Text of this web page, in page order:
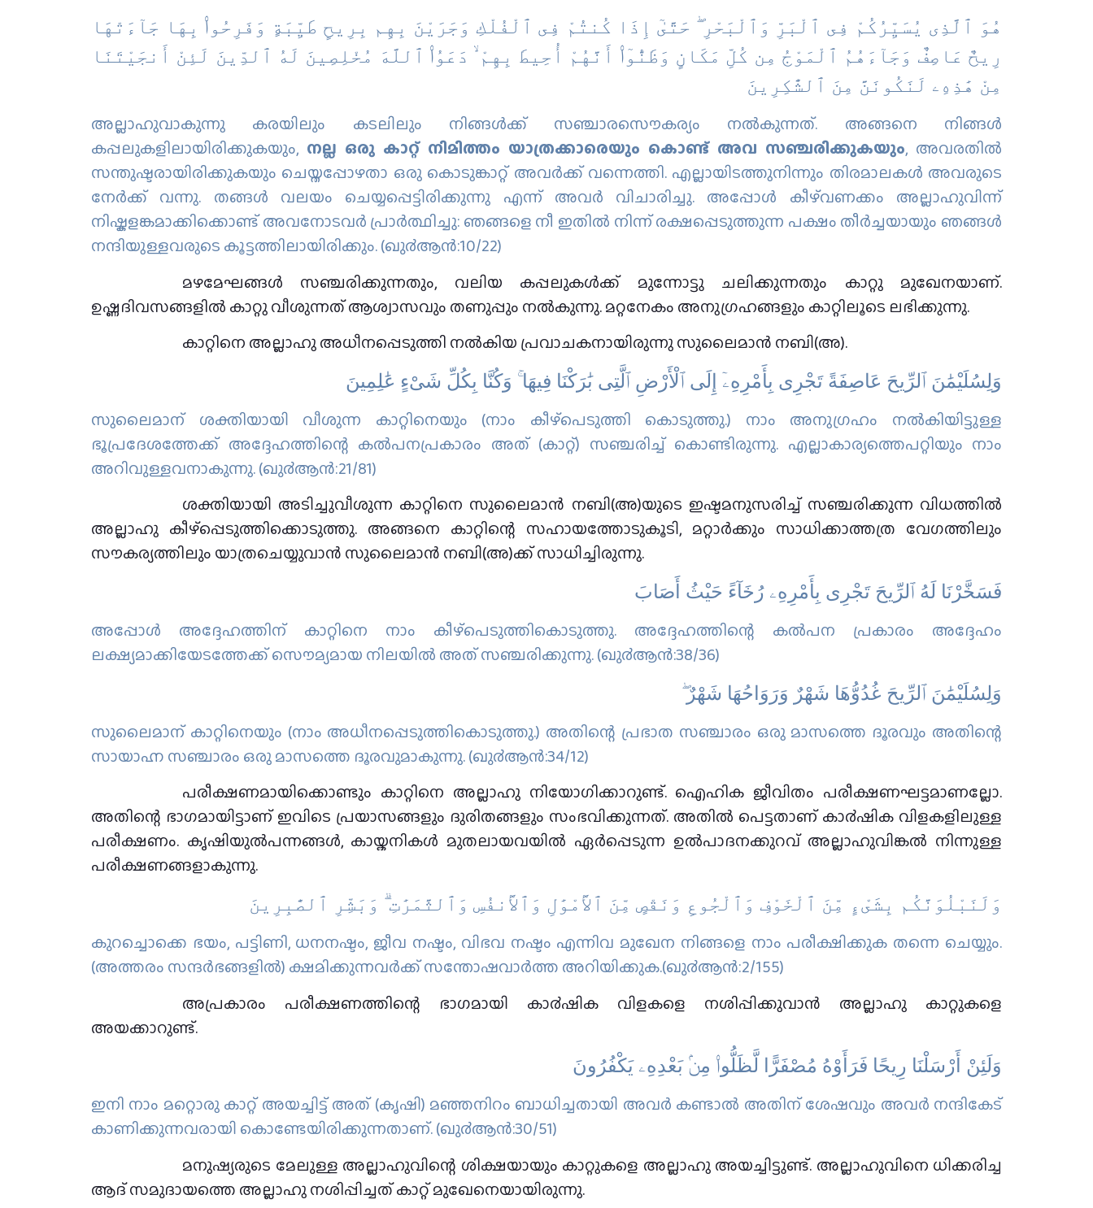
هُوَ ٱلَّذِى يُسَيِّرُكُمْ فِى ٱلْبَرِّ وَٱلْبَحْرِ ۖ حَتَّىٰٓ إِذَا كُنتُمْ فِى ٱلْفُلْكِ وَجَرَيْنَ بِهِم بِرِيحٍ طَيِّبَةٍ وَفَرِحُوا۟ بِهَا جَآءَتْهَا
رِيحٌ عَاصِفٌ وَجَآءَهُمُ ٱلْمَوْجُ مِن كُلِّ مَكَانٍ وَظَنُّوٓا۟ أَنَّهُمْ أُحِيطَ بِهِمْ ۙ دَعَوُا۟ ٱللَّهَ مُخْلِصِينَ لَهُ ٱلدِّينَ لَئِنْ أَنجَيْتَنَا
مِنْ هَٰذِهِۦ لَنَكُونَنَّ مِنَ ٱلشَّٰكِرِينَ
അല്ലാഹുവാകുന്നു കരയിലും കടലിലും നിങ്ങള്‍ക്ക് സഞ്ചാരസൌകര്യം നല്‍കുന്നത്‌. അങ്ങനെ നിങ്ങള്‍
കപ്പലുകളിലായിരിക്കുകയും, നല്ല ഒരു കാറ്റ് നിമിത്തം യാത്രക്കാരെയും കൊണ്ട് അവ സഞ്ചരിക്കുകയും, അവരതില്‍
സന്തുഷ്ടരായിരിക്കുകയും ചെയ്തപ്പോഴതാ ഒരു കൊടുങ്കാറ്റ് അവര്‍ക്ക് വന്നെത്തി. എല്ലായിടത്തുനിന്നും തിരമാലകള്‍ അവരുടെ
നേര്‍ക്ക് വന്നു. തങ്ങള്‍ വലയം ചെയ്യപ്പെട്ടിരിക്കുന്നു എന്ന് അവര്‍ വിചാരിച്ചു. അപ്പോള്‍ കീഴ്‌വണക്കം അല്ലാഹുവിന്ന്
നിഷ്കളങ്കമാക്കിക്കൊണ്ട് അവനോടവര്‍ പ്രാര്‍ത്ഥിച്ചു: ഞങ്ങളെ നീ ഇതില്‍ നിന്ന് രക്ഷപ്പെടുത്തുന്ന പക്ഷം തീര്‍ച്ചയായും ഞങ്ങള്‍
നന്ദിയുള്ളവരുടെ കൂട്ടത്തിലായിരിക്കും. (ഖു൪ആന്‍:10/22)
മഴമേഘങ്ങൾ സഞ്ചരിക്കുന്നതും, വലിയ കപ്പലുകൾക്ക് മുന്നോട്ടു ചലിക്കുന്നതും കാറ്റു മുഖേനയാണ്.
ഉഷ്ണദിവസങ്ങളിൽ കാറ്റു വീശുന്നത് ആശ്വാസവും തണുപ്പും നൽകുന്നു. മറ്റനേകം അനുഗ്രഹങ്ങളും കാറ്റിലൂടെ ലഭിക്കുന്നു.
കാറ്റിനെ അല്ലാഹു അധീനപ്പെടുത്തി നല്‍കിയ പ്രവാചകനായിരുന്നു സുലൈമാന്‍ നബി(അ).
وَلِسُلَيْمَٰنَ ٱلرِّيحَ عَاصِفَةً تَجْرِى بِأَمْرِهِۦٓ إِلَى ٱلْأَرْضِ ٱلَّتِى بَٰرَكْنَا فِيهَا ۚ وَكُنَّا بِكُلِّ شَىْءٍ عَٰلِمِينَ
സുലൈമാന് ശക്തിയായി വീശുന്ന കാറ്റിനെയും (നാം കീഴ്പെടുത്തി കൊടുത്തു.) നാം അനുഗ്രഹം നല്‍കിയിട്ടുള്ള
ഭൂപ്രദേശത്തേക്ക് അദ്ദേഹത്തിന്റെ കല്‍പനപ്രകാരം അത് (കാറ്റ്‌) സഞ്ചരിച്ച് കൊണ്ടിരുന്നു. എല്ലാകാര്യത്തെപറ്റിയും നാം
അറിവുള്ളവനാകുന്നു. (ഖു൪ആന്‍:21/81)
ശക്തിയായി അടിച്ചുവീശുന്ന കാറ്റിനെ സുലൈമാന്‍ നബി(അ)യുടെ ഇഷ്ടമനുസരിച്ച് സഞ്ചരിക്കുന്ന വിധത്തില്‍
അല്ലാഹു കീഴ്പ്പെടുത്തിക്കൊടുത്തു. അങ്ങനെ കാറ്റിന്റെ സഹായത്തോടുകൂടി, മറ്റാര്‍ക്കും സാധിക്കാത്തത്ര വേഗത്തിലും
സൗകര്യത്തിലും യാത്രചെയ്യുവാന്‍ സുലൈമാന്‍ നബി(അ)ക്ക് സാധിച്ചിരുന്നു.
فَسَخَّرْنَا لَهُ ٱلرِّيحَ تَجْرِى بِأَمْرِهِۦ رُخَآءً حَيْثُ أَصَابَ
അപ്പോള്‍ അദ്ദേഹത്തിന് കാറ്റിനെ നാം കീഴ്പെടുത്തികൊടുത്തു. അദ്ദേഹത്തിന്റെ കല്‍പന പ്രകാരം അദ്ദേഹം
ലക്ഷ്യമാക്കിയേടത്തേക്ക് സൌമ്യമായ നിലയില്‍ അത് സഞ്ചരിക്കുന്നു. (ഖു൪ആന്‍:38/36)
وَلِسُلَيْمَٰنَ ٱلرِّيحَ غُدُوُّهَا شَهْرٌ وَرَوَاحُهَا شَهْرٌ ۖ
സുലൈമാന് കാറ്റിനെയും (നാം അധീനപ്പെടുത്തികൊടുത്തു.) അതിന്റെ പ്രഭാത സഞ്ചാരം ഒരു മാസത്തെ ദൂരവും അതിന്റെ
സായാഹ്ന സഞ്ചാരം ഒരു മാസത്തെ ദൂരവുമാകുന്നു. (ഖു൪ആന്‍:34/12)
പരീക്ഷണമായിക്കൊണ്ടും കാറ്റിനെ അല്ലാഹു നിയോഗിക്കാറുണ്ട്. ഐഹിക ജീവിതം പരീക്ഷണഘട്ടമാണല്ലോ.
അതിന്റെ ഭാഗമായിട്ടാണ് ഇവിടെ പ്രയാസങ്ങളും ദുരിതങ്ങളും സംഭവിക്കുന്നത്. അതില്‍ പെട്ടതാണ് കാ൪ഷിക വിളകളിലുള്ള
പരീക്ഷണം. കൃഷിയുല്‍പന്നങ്ങള്‍, കായ്കനികള്‍ മുതലായവയില്‍ ഏര്‍പ്പെടുന്ന ഉല്‍പാദനക്കുറവ് അല്ലാഹുവിങ്കല്‍ നിന്നുള്ള
പരീക്ഷണങ്ങളാകുന്നു.
ﻭَﻟَﻨَﺒْﻠُﻮَﻧَّﻜُﻢ ﺑِﺸَﻰْءٍ ﻣِّﻦَ ٱﻟْﺨَﻮْﻑِ ﻭَٱﻟْﺠُﻮﻉِ ﻭَﻧَﻘْﺺٍ ﻣِّﻦَ ٱﻷَْﻣْﻮَٰﻝِ ﻭَٱﻷَْﻧﻔُﺲِ ﻭَٱﻟﺜَّﻤَﺮَٰﺕِ ۗ ﻭَﺑَﺸِّﺮِ ٱﻟﺼَّٰﺒِﺮِﻳﻦَ
കുറച്ചൊക്കെ ഭയം, പട്ടിണി, ധനനഷ്ടം, ജീവ നഷ്ടം, വിഭവ നഷ്ടം എന്നിവ മുഖേന നിങ്ങളെ നാം പരീക്ഷിക്കുക തന്നെ ചെയ്യും.
(അത്തരം സന്ദര്‍ഭങ്ങളില്‍) ക്ഷമിക്കുന്നവര്‍ക്ക് സന്തോഷവാര്‍ത്ത അറിയിക്കുക.(ഖു൪ആന്‍:2/155)
അപ്രകാരം പരീക്ഷണത്തിന്റെ ഭാഗമായി കാ൪ഷിക വിളകളെ നശിപ്പിക്കുവാന്‍ അല്ലാഹു കാറ്റുകളെ
അയക്കാറുണ്ട്.
وَلَئِنْ أَرْسَلْنَا رِيحًا فَرَأَوْهُ مُصْفَرًّا لَّظَلُّوا۟ مِنۢ بَعْدِهِۦ يَكْفُرُونَ
ഇനി നാം മറ്റൊരു കാറ്റ് അയച്ചിട്ട് അത് (കൃഷി) മഞ്ഞനിറം ബാധിച്ചതായി അവര്‍ കണ്ടാല്‍ അതിന് ശേഷവും അവര്‍ നന്ദികേട്
കാണിക്കുന്നവരായി കൊണ്ടേയിരിക്കുന്നതാണ്‌. (ഖു൪ആന്‍:30/51)
മനുഷ്യരുടെ മേലുള്ള അല്ലാഹുവിന്റെ ശിക്ഷയായും കാറ്റുകളെ അല്ലാഹു അയച്ചിട്ടുണ്ട്. അല്ലാഹുവിനെ ധിക്കരിച്ച
ആദ് സമുദായത്തെ അല്ലാഹു നശിപ്പിച്ചത് കാറ്റ് മുഖേനെയായിരുന്നു.